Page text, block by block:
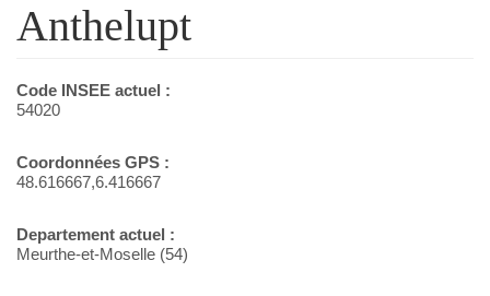
Anthelupt
Code INSEE actuel :
54020
Coordonnées GPS :
48.616667,6.416667
Departement actuel :
Meurthe-et-Moselle (54)